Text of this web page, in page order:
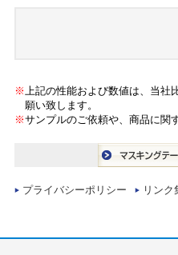
※上記の性能および数値は、当社
願い致します。
※サンプルのご依頼や、商品に関
プライバシーポリシー リンク